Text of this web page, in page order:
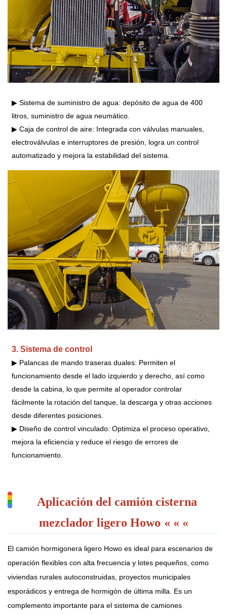
▶ Sistema de suministro de agua: depósito de agua de 400
litros, suministro de agua neumático.
▶ Caja de control de aire: Integrada con válvulas manuales,
electroválvulas e interruptores de presión, logra un control
automatizado y mejora la estabilidad del sistema.
3. Sistema de control
▶ Palancas de mando traseras duales: Permiten el
funcionamiento desde el lado izquierdo y derecho, así como
desde la cabina, lo que permite al operador controlar
fácilmente la rotación del tanque, la descarga y otras acciones
desde diferentes posiciones.
▶ Diseño de control vinculado: Optimiza el proceso operativo,
mejora la eficiencia y reduce el riesgo de errores de
funcionamiento.
Aplicación del camión cisterna
mezclador ligero Howo « « «
El camión hormigonera ligero Howo es ideal para escenarios de
operación flexibles con alta frecuencia y lotes pequeños, como
viviendas rurales autoconstruidas, proyectos municipales
esporádicos y entrega de hormigón de última milla. Es un
complemento importante para el sistema de camiones